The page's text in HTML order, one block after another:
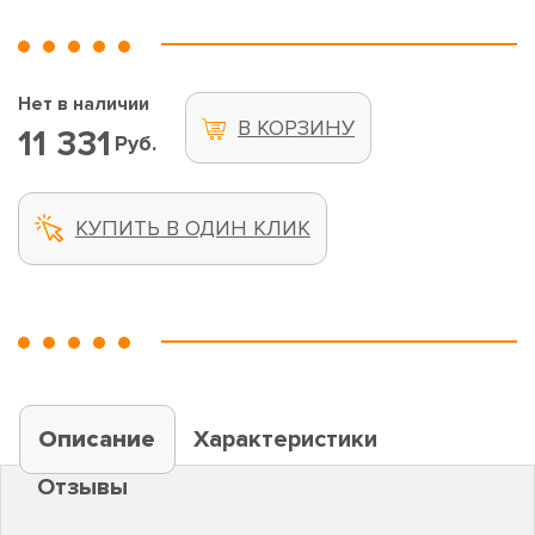
Нет в наличии
11 331 Руб.
В КОРЗИНУ
КУПИТЬ В ОДИН КЛИК
Описание
Характеристики
Отзывы